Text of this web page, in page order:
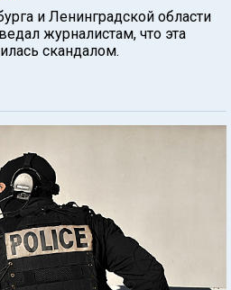
и Ленинградской области
журналистам, что эта
скандалом.